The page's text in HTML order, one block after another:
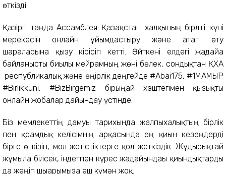
өткізді.
Қазіргі таңда Ассамблея Қазақстан халқының бірлігі күні
мерекесін онлайн ұйымдастыру және атап өту
шараларына қызу кірісіп кетті. Өйткені елдегі жағдайға
байланысты биылғы мейрамның жөні бөлек, сондықтан ҚХА
республикалық және өңірлік деңгейде #Abai175, #1МАМЫР
#Birlikkuni, #BizBirgemiz бірыңғай хэштегімен қызықты
онлайн жобалар дайындау үстінде.
Біз мемлекеттің дамуы тарихында жалпыхалықтың бірлік
пен қоғамдық келісімнің арқасында ең қиын кезеңдерді
бірге өткізіп, мол жетістіктерге қол жеткіздік. Жұдырықтай
жұмыла білсек, індетпен күрес жағдайындағы қиындықтарды
да жеңіп шығарымызға еш күмән жоқ.